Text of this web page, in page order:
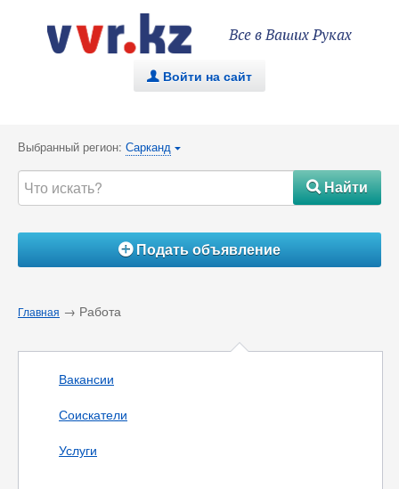
Все в Ваших Руках
. Войти на сайт
Выбранный регион: Сарканд {
#Найти
ÁПодать объявление
Главная → Работа
Вакансии
Соискатели
Услуги